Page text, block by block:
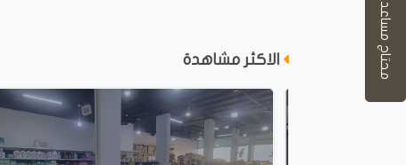
الاكثر مشاهدة محتاج مساعدة؟